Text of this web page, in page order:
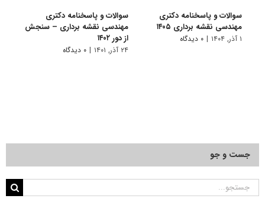
سوالات و پاسخنامه دکتری
مهندسی نقشه برداری ۱۴۰۵
۱ آذر, ۱۴۰۴ | ۰ دیدگاه
سوالات و پاسخنامه دکتری
مهندسی نقشه برداری – سنجش
از دور ۱۴۰۲
۲۴ آذر, ۱۴۰۱ | ۰ دیدگاه
جست و جو
جستجو